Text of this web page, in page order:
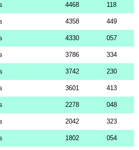
4468 118
4358 449
4330 057
3786 334
3742 230
3601 413
2278 048
2042 323
1802 054